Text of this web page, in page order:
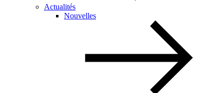
Actualités
Nouvelles